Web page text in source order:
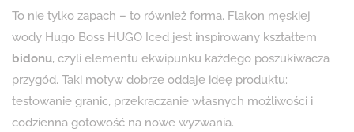
To nie tylko zapach – to również forma. Flakon męskiej
wody Hugo Boss HUGO Iced jest inspirowany kształtem
bidonu, czyli elementu ekwipunku każdego poszukiwacza
przygód. Taki motyw dobrze oddaje ideę produktu:
testowanie granic, przekraczanie własnych możliwości i
codzienna gotowość na nowe wyzwania.